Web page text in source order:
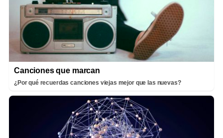
Canciones que marcan
¿Por qué recuerdas canciones viejas mejor que las nuevas?